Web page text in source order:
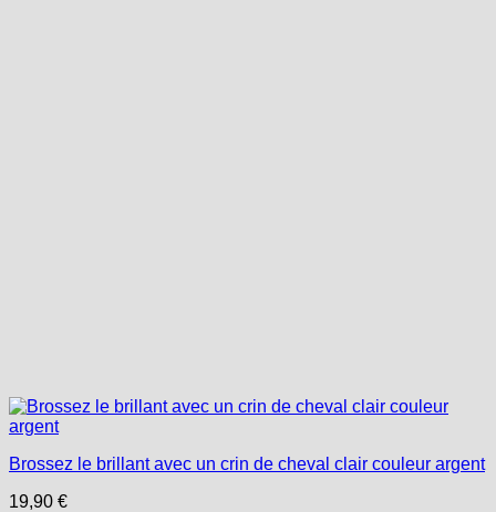
Brossez le brillant avec un crin de cheval clair couleur argent
19,90 €